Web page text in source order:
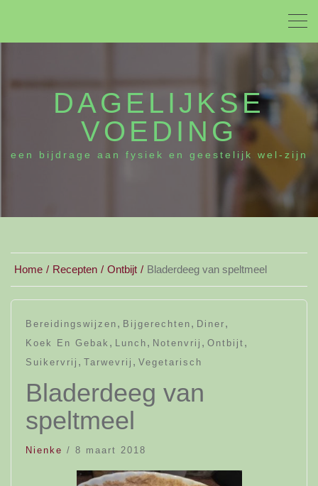
DAGELIJKSE
VOEDING
een bijdrage aan fysiek en geestelijk wel-zijn
Home Recepten Ontbijt Bladerdeeg van speltmeel
Bereidingswijzen , Bijgerechten , Diner ,
Koek En Gebak , Lunch , Notenvrij , Ontbijt ,
Suikervrij , Tarwevrij , Vegetarisch
Bladerdeeg van
speltmeel
Nienke / 8 maart 2018